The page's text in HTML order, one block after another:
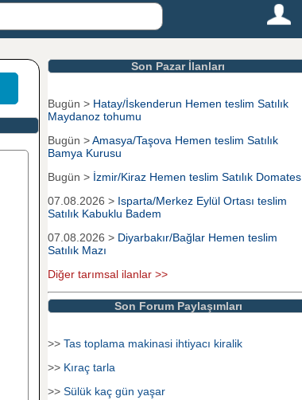
Son Pazar İlanları
Bugün > Hatay/İskenderun Hemen teslim Satılık
Maydanoz tohumu
Bugün >Amasya/Taşova Hemen teslim Satılık
Bamya Kurusu
Bugün > İzmir/Kiraz Hemen teslim Satılık Domates
07.08.2026 > Isparta/Merkez Eylül Ortası teslim
Satılık Kabuklu Badem
07.08.2026 > Diyarbakır/Bağlar Hemen teslim
Satılık Mazı
Diğer tarımsal ilanlar >>
Son Forum Paylaşımları
>> Tas toplama makinasi ihtiyacı kiralik
>> Kıraç tarla
>> Sülük kaç gün yaşar